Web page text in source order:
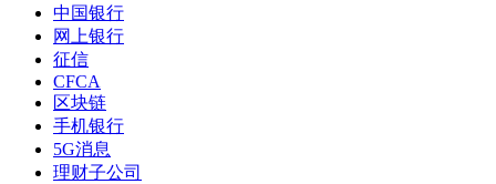
中国银行
网上银行
征信
CFCA
区块链
手机银行
5G消息
理财子公司